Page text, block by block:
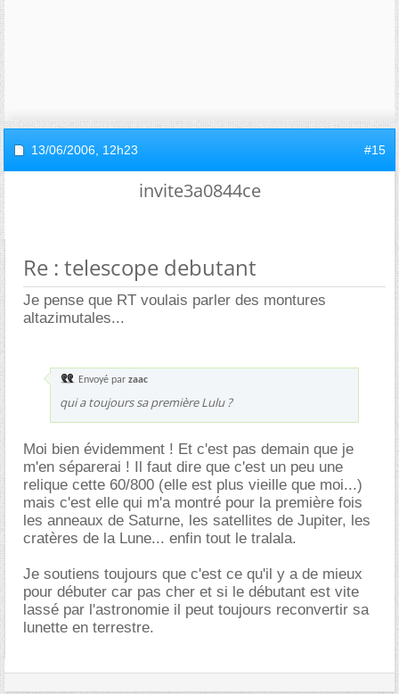
13/06/2006, 12h23 #15
invite3a0844ce
Re : telescope debutant
Je pense que RT voulais parler des montures
altazimutales...
Envoyé par zaac
qui a toujours sa première Lulu ?
Moi bien évidemment ! Et c'est pas demain que je
m'en séparerai ! Il faut dire que c'est un peu une
relique cette 60/800 (elle est plus vieille que moi...)
mais c'est elle qui m'a montré pour la première fois
les anneaux de Saturne, les satellites de Jupiter, les
cratères de la Lune... enfin tout le tralala.
Je soutiens toujours que c'est ce qu'il y a de mieux
pour débuter car pas cher et si le débutant est vite
lassé par l'astronomie il peut toujours reconvertir sa
lunette en terrestre.